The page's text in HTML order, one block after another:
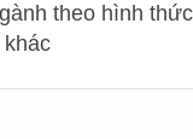
theo hình thức